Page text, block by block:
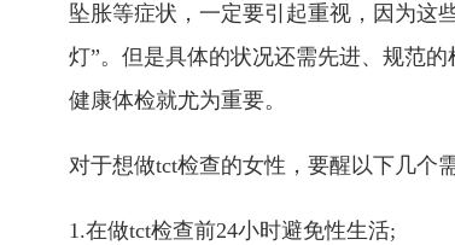
坠胀等症状，一定要引起重视，因为这
灯”。但是具体的状况还需先进、规范
健康体检就尤为重要。
对于想做tct检查的女性，要醒以下几个
1.在做tct检查前24小时避免性生活;